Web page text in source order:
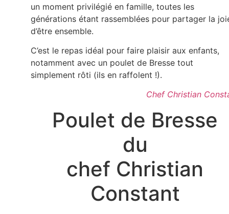
un moment privilégié en famille, toutes les
générations étant rassemblées pour partager la
d’être ensemble.
C’est le repas idéal pour faire plaisir aux enfants,
notamment avec un poulet de Bresse tout
simplement rôti (ils en raffolent !).
Chef Christian
Poulet de Bresse
du
chef Christian
Constant